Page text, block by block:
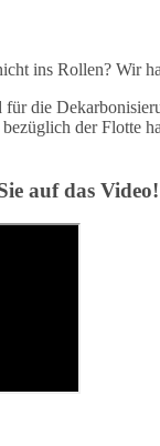
ins Rollen? Wir
die
der Flotte
auf das Video!